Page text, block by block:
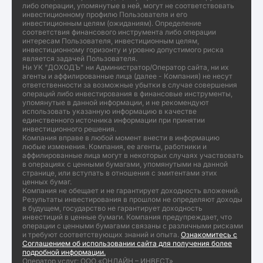
либо операции, упомянутые в ней, могут не соответствовать
инвестиционному профилю Пользователя и его
инвестиционным целям (ожиданиям). Определение
соответствия финансового инструмента либо операции
интересам Пользователя, инвестиционным целям,
инвестиционному горизонту и уровню допустимого риска
является задачей Пользователя.
Ни УК "ДОХОДЪ" ни Администратор/Оператор сайта, ни их
агенты и аффилированные лица (далее - Компания) не несут
ответственности за возможные убытки в случае совершения
операций либо инвестирования в финансовые инструменты,
упомянутые в данной информации, и не рекомендуют
использовать указанную информацию в качестве
единственного источника информации при принятии
инвестиционного решения.
Компания вправе в любой момент внести в информацию
любые изменения. Компания, ее агенты, работники и
аффилированные лица могут в некоторых случаях участвовать
в операциях с ценными бумагами, упомянутыми на данной
странице, или вступать в отношения с эмитентами этих
ценных бумаг.
Компания не обещает и не гарантирует доходность вложений.
Результаты инвестирования в прошлом не определяют доходы
в будущем, государство не гарантирует доходность
инвестиций в ценные бумаги. Компания предупреждает, что
операции с ценными бумагами связаны с различными рисками
и требуют соответствующих знаний и опыта. Ознакомитесь с
Соглашением об использовании сайта для получения более
подробной информации.
Оператор услуг: ООО «ОНЛАЙН – ИНВЕСТ»